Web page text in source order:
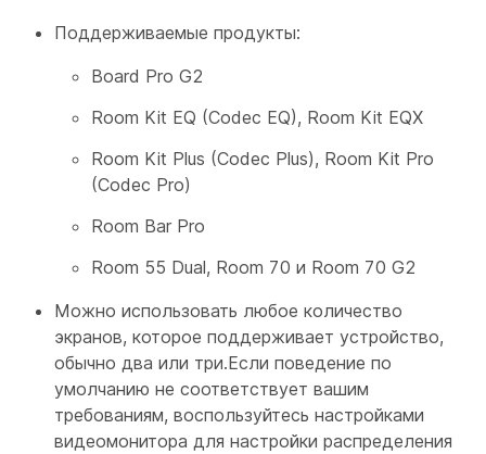
Поддерживаемые продукты:
Board Pro G2
Room Kit EQ (Codec EQ), Room Kit EQX
Room Kit Plus (Codec Plus), Room Kit Pro
(Codec Pro)
Room Bar Pro
Room 55 Dual, Room 70 и Room 70 G2
Можно использовать любое количество
экранов, которое поддерживает устройство,
обычно два или три.Если поведение по
умолчанию не соответствует вашим
требованиям, воспользуйтесь настройками
видеомонитора для настройки распределения